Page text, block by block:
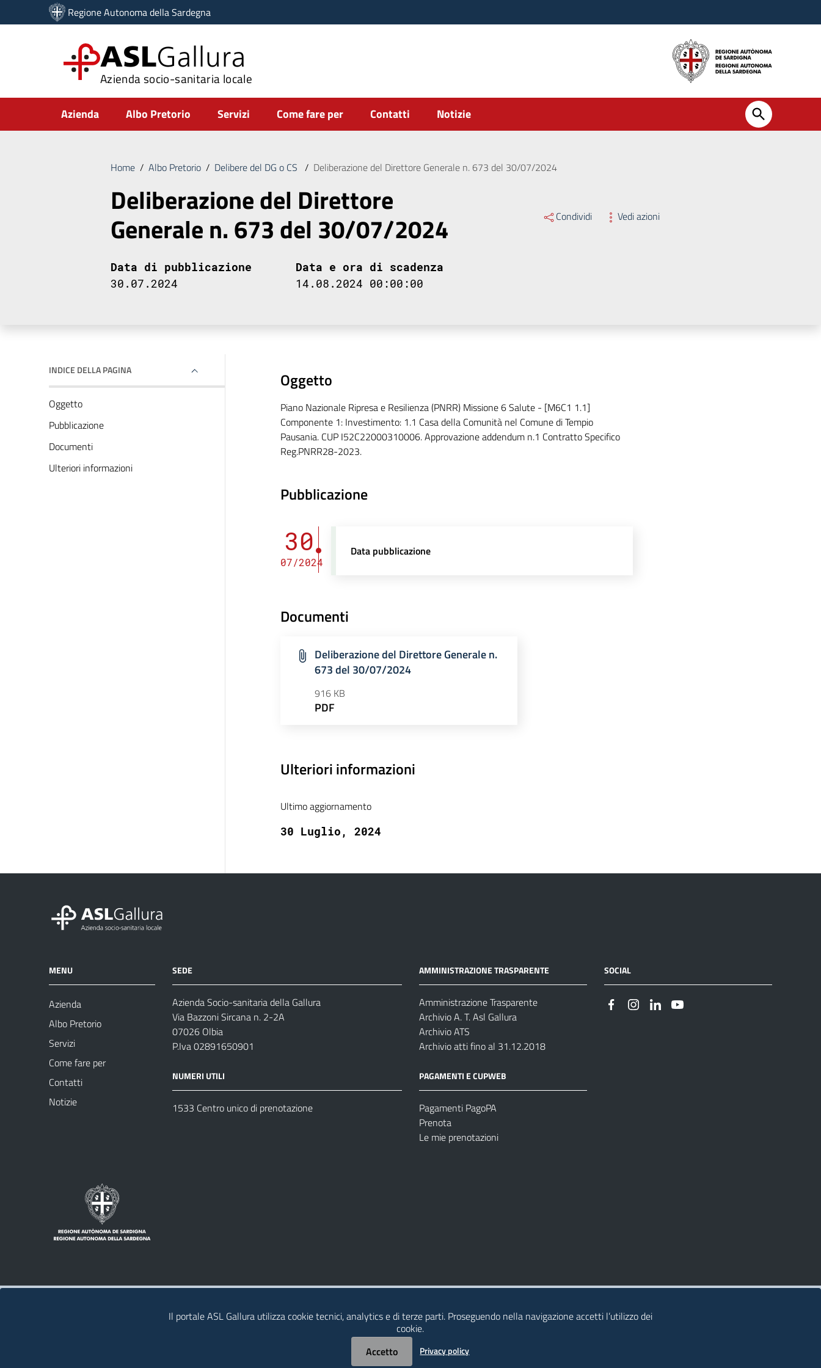
Vai ai contenuti
Vai al menu di navigazione
Regione Autonoma della Sardegna
ASLGallura
Azienda socio-sanitaria locale
Submenu
Azienda Albo Pretorio Servizi Come fare per Contatti Notizie
Home / Albo Pretorio / Delibere del DG o CS / Deliberazione del Direttore Generale n. 673 del 30/07/2024
Deliberazione del Direttore
Generale n. 673 del 30/07/2024 Condividi Vedi azioni
Data di pubblicazione
30.07.2024
Data e ora di scadenza
14.08.2024 00:00:00
INDICE DELLA PAGINA
Oggetto
Pubblicazione
Documenti
Ulteriori informazioni
Oggetto
Piano Nazionale Ripresa e Resilienza (PNRR) Missione 6 Salute - [M6C1 1.1]
Componente 1: Investimento: 1.1 Casa della Comunità nel Comune di Tempio
Pausania. CUP I52C22000310006. Approvazione addendum n.1 Contratto Specifico
Reg.PNRR28-2023.
Pubblicazione
30
07/2024
Data pubblicazione
Documenti
Deliberazione del Direttore Generale n.
673 del 30/07/2024
916 KB
PDF
Ulteriori informazioni
Ultimo aggiornamento
30 Luglio, 2024
MENU
Azienda
Albo Pretorio
Servizi
Come fare per
Contatti
Notizie
SEDE
Azienda Socio-sanitaria della Gallura
Via Bazzoni Sircana n. 2-2A
07026 Olbia
P.Iva 02891650901
NUMERI UTILI
1533 Centro unico di prenotazione
AMMINISTRAZIONE TRASPARENTE
Amministrazione Trasparente
Archivio A. T. Asl Gallura
Archivio ATS
Archivio atti fino al 31.12.2018
PAGAMENTI E CUPWEB
Pagamenti PagoPA
Prenota
Le mie prenotazioni
SOCIAL
Il portale ASL Gallura utilizza cookie tecnici, analytics e di terze parti. Proseguendo nella navigazione accetti l’utilizzo dei
cookie.
Accetto
Privacy policy